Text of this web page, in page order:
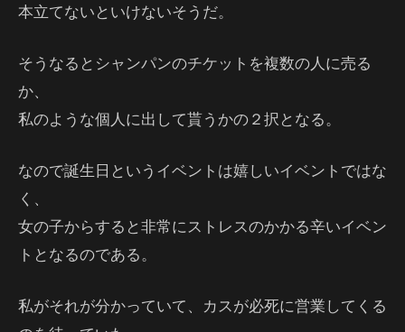
本立てないといけないそうだ。
そうなるとシャンパンのチケットを複数の人に売る
か、
私のような個人に出して貰うかの２択となる。
なので誕生日というイベントは嬉しいイベントではな
く、
女の子からすると非常にストレスのかかる辛いイベン
トとなるのである。
私がそれが分かっていて、カスが必死に営業してくる